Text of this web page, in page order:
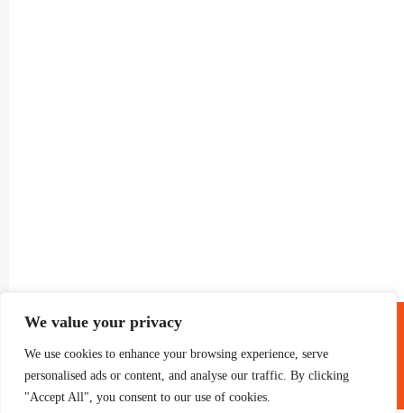
We value your privacy
We use cookies to enhance your browsing experience, serve
personalised ads or content, and analyse our traffic. By clicking
"Accept All", you consent to our use of cookies.
® GRUP TELEVISIO 2022.
TOTS ELS DRETS RESERVATS